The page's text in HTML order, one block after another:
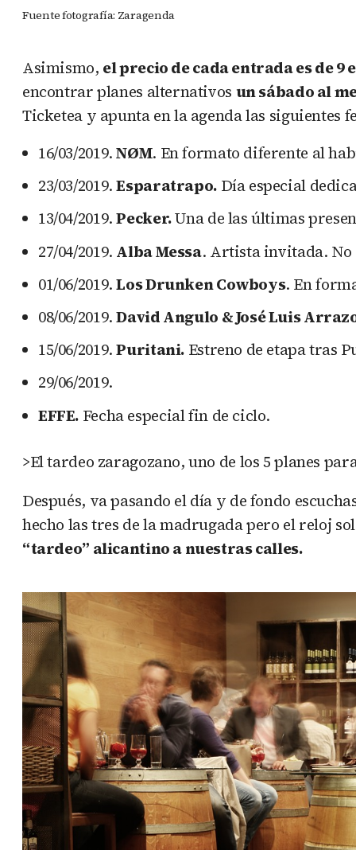
Fuente fotografía: Zaragenda
Asimismo, el precio de cada entrada es de 9
encontrar planes alternativos un sábado al
Ticketea y apunta en la agenda las siguientes
16/03/2019.NØM. En formato diferente al
23/03/2019.Esparatrapo.Día especial
13/04/2019.Pecker.Una de las últimas
27/04/2019. Alba Messa. Artista invitada. No
01/06/2019.Los Drunken Cowboys. En
08/06/2019.David Angulo & José Luis
15/06/2019.Puritani. Estreno de etapa tras
29/06/2019.
EFFE. Fecha especial fin de ciclo.
>El tardeo zaragozano, uno de los 5 planes
Después, va pasando el día y de fondo
hecho las tres de la madrugada pero el reloj
“tardeo” alicantino a nuestras calles.